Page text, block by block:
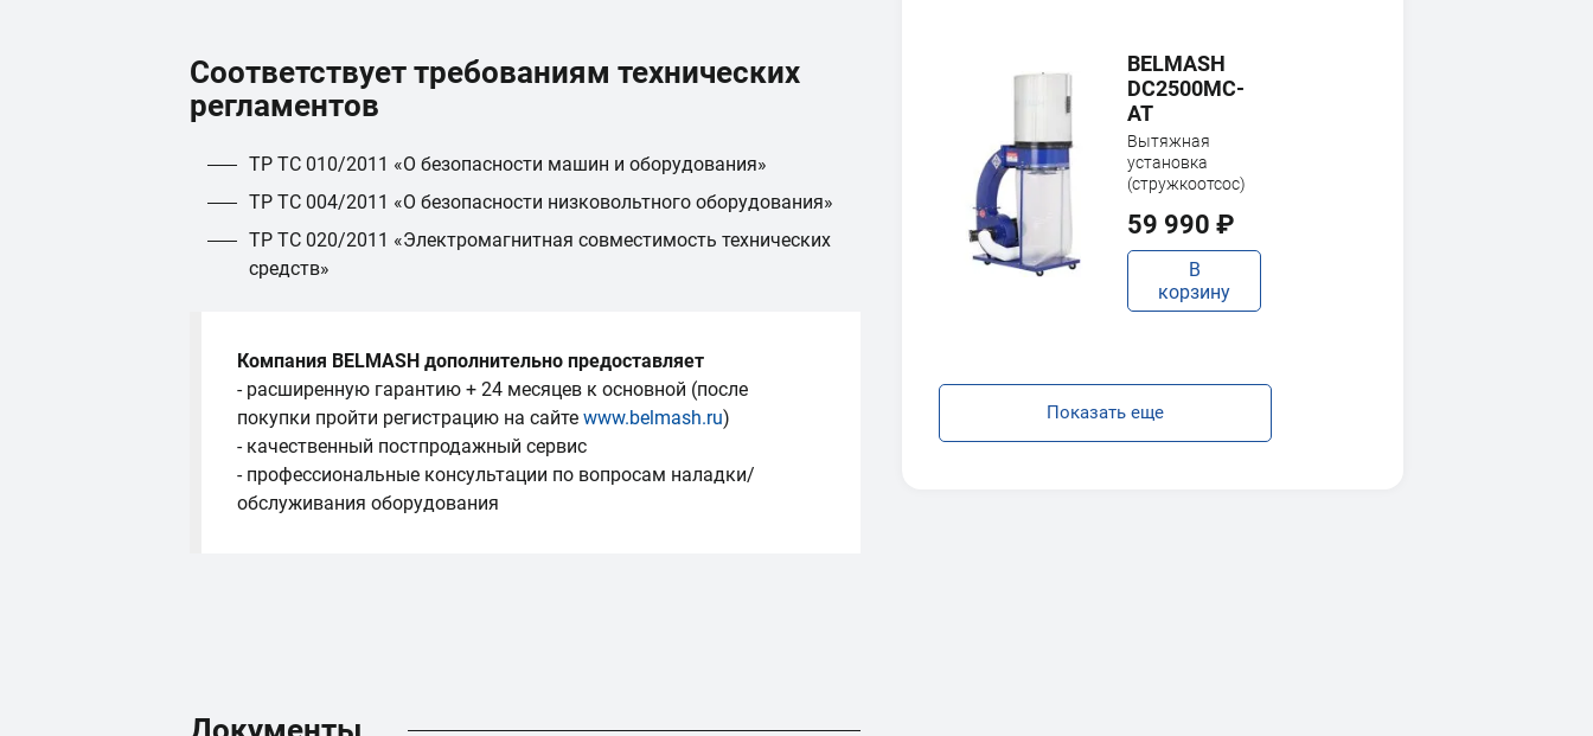
Соответствует требованиям технических
регламентов
ТР ТС 010/2011 «О безопасности машин и оборудования»
ТР ТС 004/2011 «О безопасности низковольтного оборудования»
ТР ТС 020/2011 «Электромагнитная совместимость технических
средств»
Компания BELMASH дополнительно предоставляет
- расширенную гарантию + 24 месяцев к основной (после
покупки пройти регистрацию на сайте www.belmash.ru)
- качественный постпродажный сервис
- профессиональные консультации по вопросам наладки/
обслуживания оборудования
BELMASH
DC2500MC-
AT
Вытяжная
установка
(стружкоотсос)
59 990 ₽
В
корзину
Показать еще